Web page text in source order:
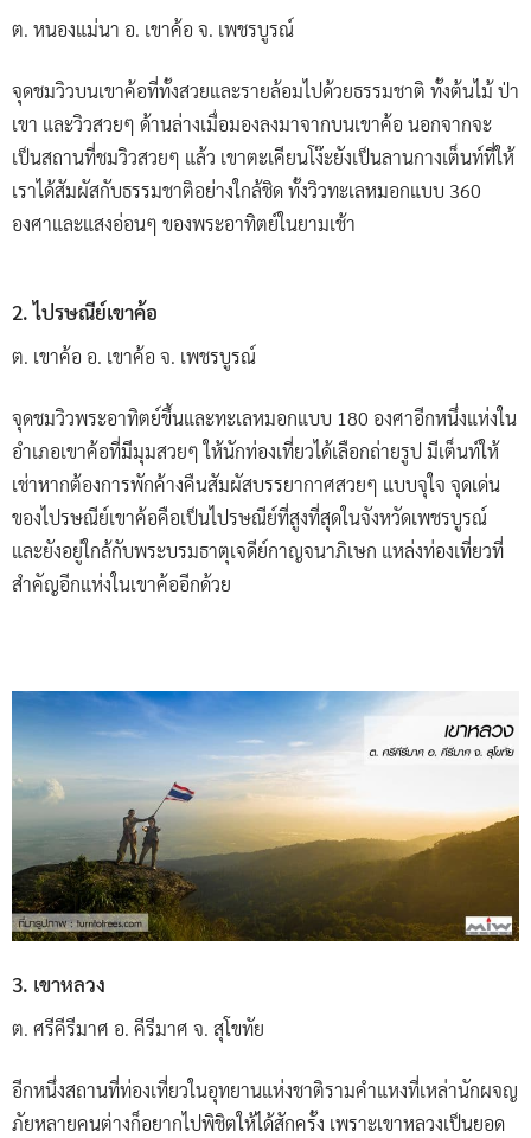
ต. หนองแม่นา อ. เขาค้อ จ. เพชรบูรณ์
จุดชมวิวบนเขาค้อที่ทั้งสวยและรายล้อมไปด้วยธรรมชาติ ทั้งต้นไม้ ป่า
เขา และวิวสวยๆ ด้านล่างเมื่อมองลงมาจากบนเขาค้อ นอกจากจะ
เป็นสถานที่ชมวิวสวยๆ แล้ว เขาตะเคียนโง๊ะยังเป็นลานกางเต็นท์ที่ให้
เราได้สัมผัสกับธรรมชาติอย่างใกล้ชิด ทั้งวิวทะเลหมอกแบบ 360
องศาและแสงอ่อนๆ ของพระอาทิตย์ในยามเช้า
2. ไปรษณีย์เขาค้อ
ต. เขาค้อ อ. เขาค้อ จ. เพชรบูรณ์
จุดชมวิวพระอาทิตย์ขึ้นและทะเลหมอกแบบ 180 องศาอีกหนึ่งแห่งใน
อำเภอเขาค้อที่มีมุมสวยๆ ให้นักท่องเที่ยวได้เลือกถ่ายรูป มีเต็นท์ให้
เช่าหากต้องการพักค้างคืนสัมผัสบรรยากาศสวยๆ แบบจุใจ จุดเด่น
ของไปรษณีย์เขาค้อคือเป็นไปรษณีย์ที่สูงที่สุดในจังหวัดเพชรบูรณ์
และยังอยู่ใกล้กับพระบรมธาตุเจดีย์กาญจนาภิเษก แหล่งท่องเที่ยวที่
สำคัญอีกแห่งในเขาค้ออีกด้วย
3. เขาหลวง
ต. ศรีคีรีมาศ อ. คีรีมาศ จ. สุโขทัย
อีกหนึ่งสถานที่ท่องเที่ยวในอุทยานแห่งชาติรามคำแหงที่เหล่านักผจญ
ภัยหลายคนต่างก็อยากไปพิชิตให้ได้สักครั้ง เพราะเขาหลวงเป็นยอด